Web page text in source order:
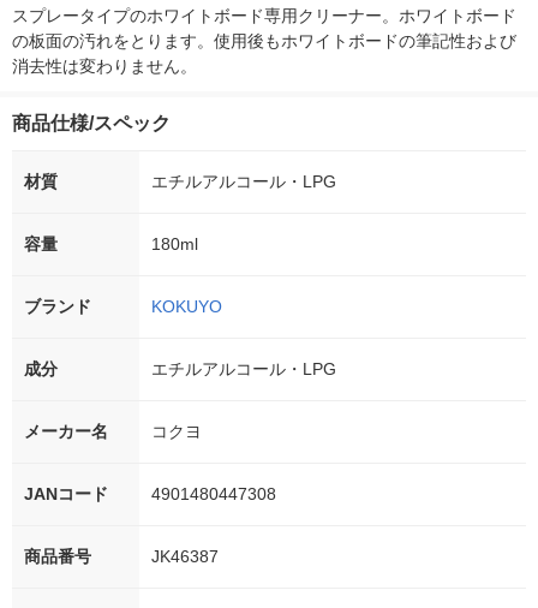
スプレータイプのホワイトボード専用クリーナー。ホワイトボード
の板面の汚れをとります。使用後もホワイトボードの筆記性および
消去性は変わりません。
商品仕様/スペック
材質 エチルアルコール・LPG
容量 180ml
ブランド KOKUYO
成分 エチルアルコール・LPG
メーカー名 コクヨ
JANコード 4901480447308
商品番号 JK46387